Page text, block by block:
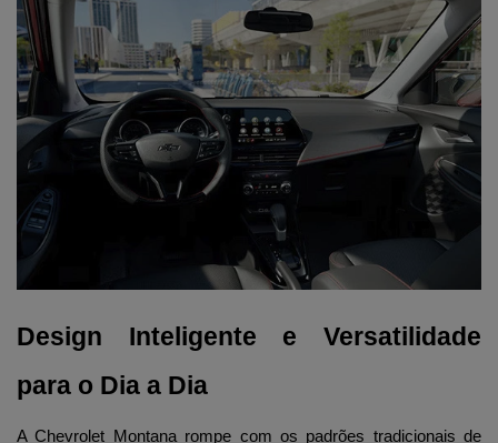
Design Inteligente e Versatilidade
para o Dia a Dia
A Chevrolet Montana rompe com os padrões tradicionais de